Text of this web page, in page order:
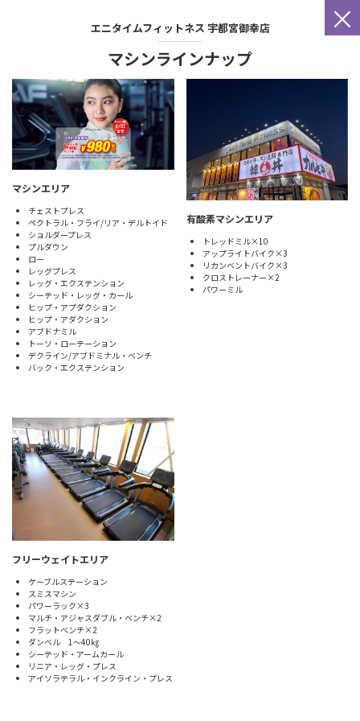
×
エニタイムフィットネス 宇都宮御幸店
マシンラインナップ
マシンエリア
チェストプレス
ペクトラル・フライ/リア・デルトイド
ショルダープレス
プルダウン
ロー
レッグプレス
レッグ・エクステンション
シーテッド・レッグ・カール
ヒップ・アプダクション
ヒップ・アダクション
アブドナミル
トーソ・ローテーション
デクライン/アブドミナル・ベンチ
バック・エクステンション
有酸素マシンエリア
トレッドミル×10
アップライトバイク×3
リカンベントバイク×3
クロストレーナー×2
パワーミル
フリーウェイトエリア
ケーブルステーション
スミスマシン
パワーラック×3
マルチ・アジャスダブル・ベンチ×2
フラットベンチ×2
ダンベル 1～40㎏
シーテッド・アームカール
リニア・レッグ・プレス
アイソラテラル・インクライン・プレス